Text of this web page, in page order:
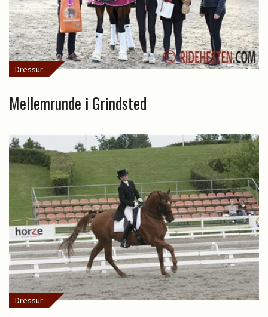
Dressur
Mellemrunde i Grindsted
Dressur